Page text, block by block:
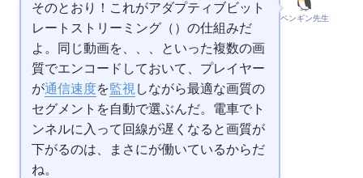
ペンギン先生
そのとおり！これがアダプティブビット
レートストリーミング（ABR）の仕組みだ
よ。同じ動画を360p、720p、1080p、
といった複数の画
質でエンコードしておいて、プレイヤー
が通信速度を監視しながら最適な画質の
セグメント を自動で選ぶんだ。電車でト
ンネルに入って回線が遅くなると画質が
下がるのは、まさにABRが働いているからだ
ね。